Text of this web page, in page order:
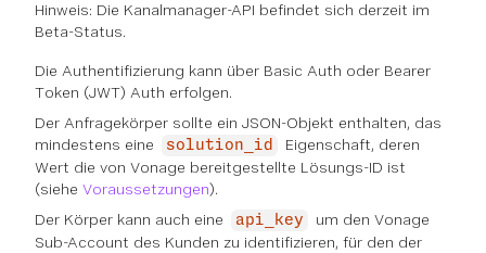
Hinweis: Die Kanalmanager-API befindet sich derzeit im
Beta-Status.
Die Authentifizierung kann über Basic Auth oder Bearer
Token (JWT) Auth erfolgen.
Der Anfragekörper sollte ein JSON-Objekt enthalten, das
mindestens eine
solution_id
Eigenschaft, deren
Wert die von Vonage bereitgestellte Lösungs-ID ist
(siehe Voraussetzungen).
Der Körper kann auch eine
api_key
um den Vonage
Sub-Account des Kunden zu identifizieren, für den der